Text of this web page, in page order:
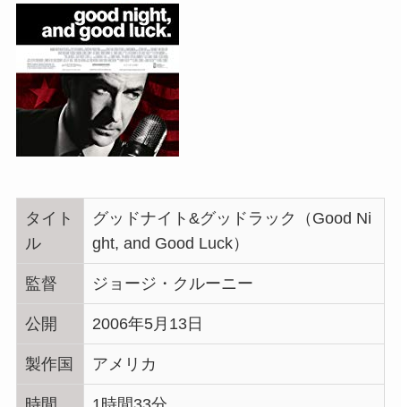
タイト
ル
グッドナイト&グッドラック（Good Ni
ght, and Good Luck）
監督 ジョージ・クルーニー
公開 2006年5月13日
製作国 アメリカ